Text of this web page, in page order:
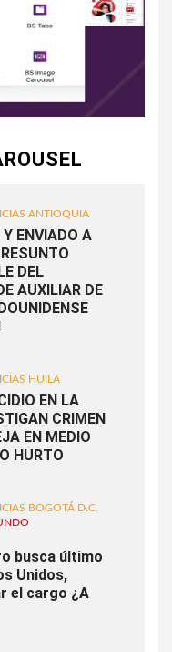
ANTIOQUIA
ENVIADO A
DEL
AUXILIAR DE
HUILA
EN LA
CRIMEN
EN MEDIO
HURTO
BOGOTÁ D.C.
busca último
Unidos,
el cargo ¿A